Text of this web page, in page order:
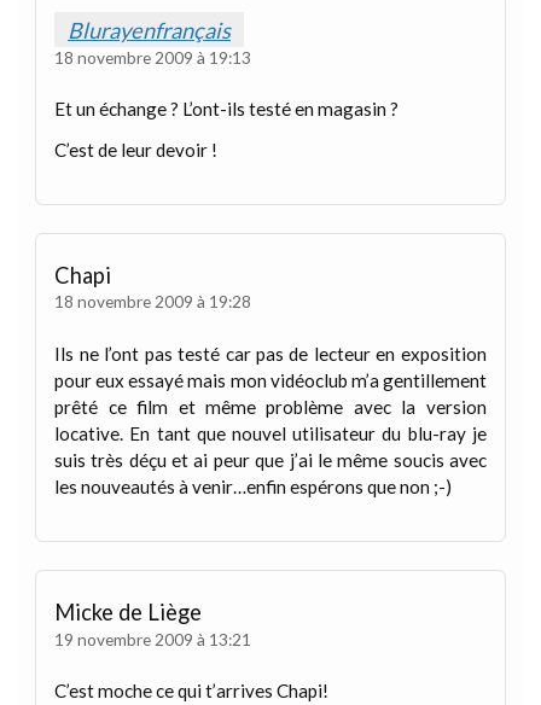
Blurayenfrançais
18 novembre 2009 à 19:13
Et un échange ? L’ont-ils testé en magasin ?
C’est de leur devoir !
Chapi
18 novembre 2009 à 19:28
Ils ne l’ont pas testé car pas de lecteur en exposition
pour eux essayé mais mon vidéoclub m’a gentillement
prêté ce film et même problème avec la version
locative. En tant que nouvel utilisateur du blu-ray je
suis très déçu et ai peur que j’ai le même soucis avec
les nouveautés à venir…enfin espérons que non ;-)
Micke de Liège
19 novembre 2009 à 13:21
C’est moche ce qui t’arrives Chapi!